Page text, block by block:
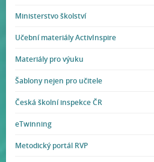
Ministerstvo školství
Učební materiály ActivInspire
Materiály pro výuku
Šablony nejen pro učitele
Česká školní inspekce ČR
eTwinning
Metodický portál RVP